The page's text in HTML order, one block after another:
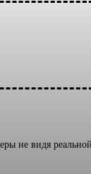
не видя